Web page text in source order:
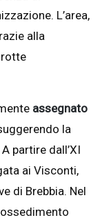
L’area,
alla
rotte
assegnato
la
partire dall’XI
ai Visconti,
di Brebbia. Nel